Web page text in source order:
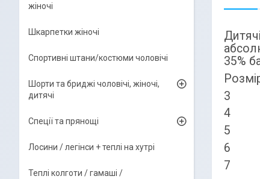
35%
3
4
5
6
7
жіночі
Шкарпетки жіночі
Спортивні штани/костюми чоловічі
Шорти та бриджі чоловічі, жіночі,
дитячі
Спеції та прянощі
Лосини / легінси + теплі на хутрі
Теплі колготи / гамаші /